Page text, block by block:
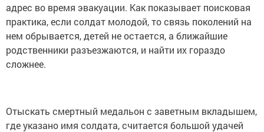
адрес во время эвакуации. Как показывает поисковая
практика, если солдат молодой, то связь поколений на
нем обрывается, детей не остается, а ближайшие
родственники разъезжаются, и найти их гораздо
сложнее.
Отыскать смертный медальон с заветным вкладышем,
где указано имя солдата, считается большой удачей